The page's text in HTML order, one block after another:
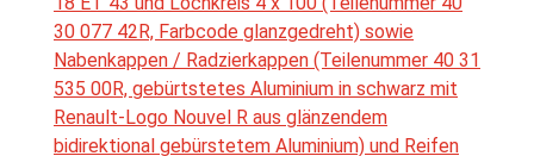
30 077 42R, Farbcode glanzgedreht) sowie
Nabenkappen / Radzierkappen (Teilenummer 40 31
535 00R, gebürtstetes Aluminium in schwarz mit
Renault-Logo Nouvel R aus glänzendem
bidirektional gebürstetem Aluminium) und Reifen